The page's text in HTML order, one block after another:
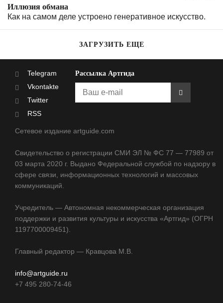
Иллюзия обмана
Как на самом деле устроено генеративное искусство.
ЗАГРУЗИТЬ ЕЩЕ
Telegram
Vkontakte
Twitter
RSS
Рассылка Артгида
Сетевое издание artguide.com
Свидетельство о регистрации СМИ ЭЛ № ФС 77 — 77989 от
03 марта 2020 г. Выдано Федеральной службой по надзору в
сфере связи, информационных технологий и массовых
коммуникаций.
Учредитель — Автономная некоммерческая организация
поддержки и развития культуры и искусства «Артгид» (ОГРН
1197700009451).
Главный редактор — Кравцова М.В.
info@artguide.ru
+7 495 280-74-46